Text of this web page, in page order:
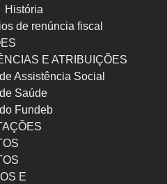
História
de renúncia fiscal
E ATRIBUIÇÕES
Assistência Social
Saúde
Fundeb
E